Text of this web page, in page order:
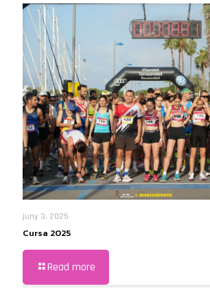
juny 3, 2025
Cursa 2025
Read more